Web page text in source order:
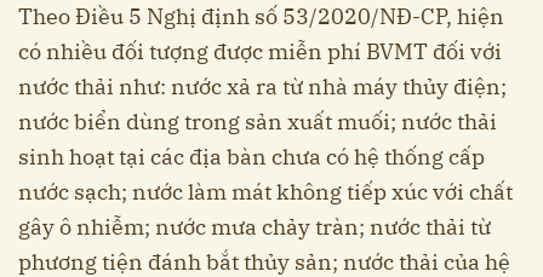
Theo Điều 5 Nghị định số 53/2020/NĐ-CP, hiện
có nhiều đối tượng được miễn phí BVMT đối với
nước thải như: nước xả ra từ nhà máy thủy điện;
nước biển dùng trong sản xuất muối; nước thải
sinh hoạt tại các địa bàn chưa có hệ thống cấp
nước sạch; nước làm mát không tiếp xúc với chất
gây ô nhiễm; nước mưa chảy tràn; nước thải từ
phương tiện đánh bắt thủy sản; nước thải của hệ